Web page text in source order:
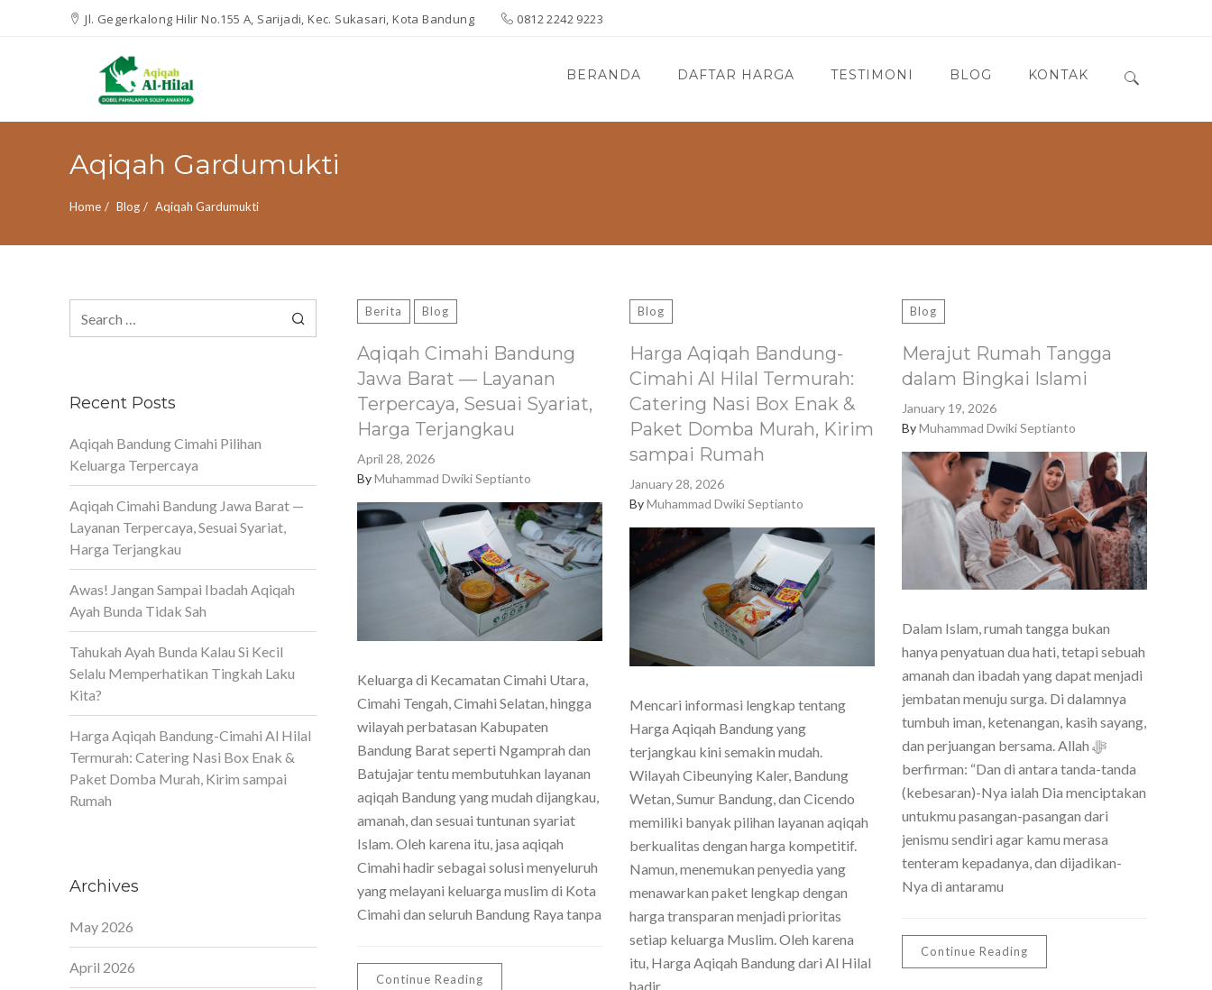
Jl. Gegerkalong Hilir No.155 A, Sarijadi, Kec. Sukasari, Kota Bandung 0812 2242 9223
BERANDA DAFTAR HARGA TESTIMONI BLOG KONTAK
Aqiqah Gardumukti
Home Blog Aqiqah Gardumukti
Berita Blog
Aqiqah Cimahi Bandung
Jawa Barat — Layanan
Terpercaya, Sesuai Syariat,
Harga Terjangkau
April 28, 2026
ByMuhammad Dwiki Septianto
Keluarga di Kecamatan Cimahi Utara,
Cimahi Tengah, Cimahi Selatan, hingga
wilayah perbatasan Kabupaten
Bandung Barat seperti Ngamprah dan
Batujajar tentu membutuhkan layanan
aqiqah Bandung yang mudah dijangkau,
amanah, dan sesuai tuntunan syariat
Islam. Oleh karena itu, jasa aqiqah
Cimahi hadir sebagai solusi menyeluruh
yang melayani keluarga muslim di Kota
Cimahi dan seluruh Bandung Raya tanpa
Continue Reading
Blog
Harga Aqiqah Bandung-
Cimahi Al Hilal Termurah:
Catering Nasi Box Enak &
Paket Domba Murah, Kirim
sampai Rumah
January 28, 2026
ByMuhammad Dwiki Septianto
Mencari informasi lengkap tentang
Harga Aqiqah Bandung yang
terjangkau kini semakin mudah.
Wilayah Cibeunying Kaler, Bandung
Wetan, Sumur Bandung, dan Cicendo
memiliki banyak pilihan layanan aqiqah
berkualitas dengan harga kompetitif.
Namun, menemukan penyedia yang
menawarkan paket lengkap dengan
harga transparan menjadi prioritas
setiap keluarga Muslim. Oleh karena
itu, Harga Aqiqah Bandung dari Al Hilal
hadir
Blog
Merajut Rumah Tangga
dalam Bingkai Islami
January 19, 2026
ByMuhammad Dwiki Septianto
Dalam Islam, rumah tangga bukan
hanya penyatuan dua hati, tetapi sebuah
amanah dan ibadah yang dapat menjadi
jembatan menuju surga. Di dalamnya
tumbuh iman, ketenangan, kasih sayang,
dan perjuangan bersama. Allah ﷻ
berfirman: “Dan di antara tanda-tanda
(kebesaran)-Nya ialah Dia menciptakan
untukmu pasangan-pasangan dari
jenismu sendiri agar kamu merasa
tenteram kepadanya, dan dijadikan-
Nya di antaramu
Continue Reading
for:
Recent Posts
Aqiqah Bandung Cimahi Pilihan
Keluarga Terpercaya
Aqiqah Cimahi Bandung Jawa Barat —
Layanan Terpercaya, Sesuai Syariat,
Harga Terjangkau
Awas! Jangan Sampai Ibadah Aqiqah
Ayah Bunda Tidak Sah
Tahukah Ayah Bunda Kalau Si Kecil
Selalu Memperhatikan Tingkah Laku
Kita?
Harga Aqiqah Bandung-Cimahi Al Hilal
Termurah: Catering Nasi Box Enak &
Paket Domba Murah, Kirim sampai
Rumah
Archives
May 2026
April 2026